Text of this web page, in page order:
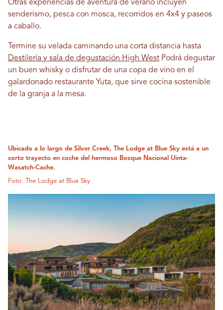
Otras experiencias de aventura de verano incluyen
senderismo, pesca con mosca, recorridos en 4x4 y paseos
a caballo.
Termine su velada caminando una corta distancia hasta
Destilería y sala de degustación High West Podrá degustar
un buen whisky o disfrutar de una copa de vino en el
galardonado restaurante Yuta, que sirve cocina sostenible
de la granja a la mesa.
Ubicado a lo largo de Silver Creek, The Lodge at Blue Sky está a un
corto trayecto en coche del hermoso Bosque Nacional Uinta-
Wasatch-Cache.
Foto: The Lodge at Blue Sky